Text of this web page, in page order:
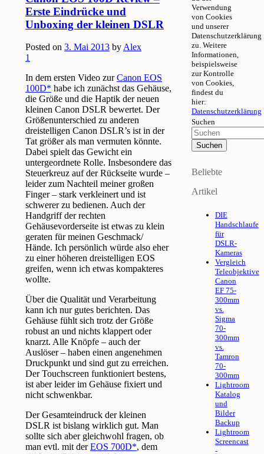
Erste Eindrücke und
Unboxing der kleinen DSLR
Posted on3. Mai 2013 byAlex
1
In dem ersten Video zurCanon EOS
100D
habe ich zunächst das Gehäuse,
die Größe und die Haptik der neuen
kleinen Canon DSLR bewertet. Der
Größenunterschied zu anderen
dreistelligen Canon DSLR’s ist in der
Tat größer als man vermuten könnte.
Dabei spielt das Gewicht ein
untergeordnete Rolle. Insbesondere das
Steuerkreuz auf der Rückseite wurde –
leider zum Nachteil meiner großen
Finger – stark verkleinert und ist
schwerer zu bedienen. Auch der
Handgriff der rechten
Gehäusevorderseite ist etwas zu klein
geraten für meinen Geschmack/
Hände. Ich persönlich würde also eher
zu einer höheren dreistelligen EOS
greifen, wenn ich etwas kompakteres
wollte.
Über die Qualität und Verarbeitung
kann ich nur gutes berichten. Das
Gehäuse fühlt sich trotz der Größe
robust an und nichts klappert oder
knarzt. Alle Knöpfe – auch der
Auslöser – haben einen angenehmen
Druckpunkt und sind gut zu erreichen.
Der Touchscreen funktioniert bestens,
ist aber leider im Gehäuse fixiert und
nicht schwenkbar.
Der Gesamteindruck der kleinen
DSLR ist bislang wirklich gut. Man
sollte sich aber gleichwohl fragen, ob
man evtl. mit derEOS 700D , dem
Verwendung
von Cookies
und unserer
Datenschutzerklärung
zu. Weitere
Informationen,
beispielsweise
zur Kontrolle
von Cookies,
findest du
hier:
Datenschutzerklärung
Suchen
Beliebte
Artikel
DIE
Handschlaufe
für
DSLR-
Kameras
Vergleich
Teleobjektive
Canon
EF 75-
300mm
vs.
Sigma
70-
300mm
vs.
Tamron
70-
300mm
Lightroom
Katalog
und
Bilder
Backup
Lightroom
Screencast
-